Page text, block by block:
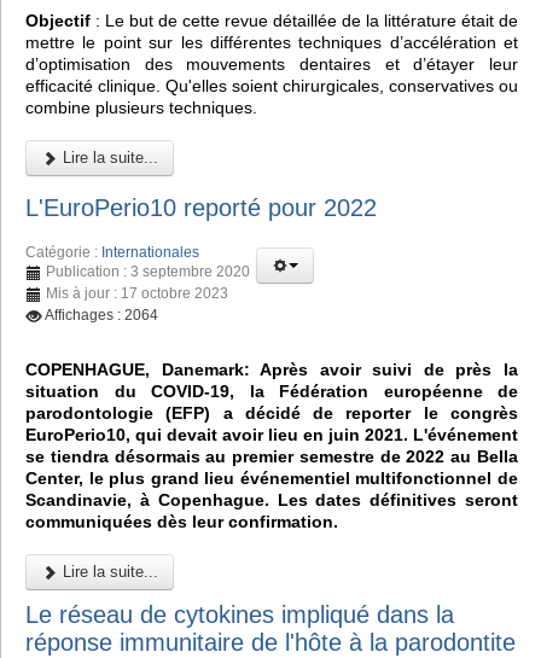
Objectif : Le but de cette revue détaillée de la littérature était de
mettre le point sur les différentes techniques d’accélération et
d’optimisation des mouvements dentaires et d’étayer leur
efficacité clinique. Qu'elles soient chirurgicales, conservatives ou
combine plusieurs techniques.
Lire la suite...
L'EuroPerio10 reporté pour 2022
Catégorie : Internationales
Publication : 3 septembre 2020
Mis à jour : 17 octobre 2023
Affichages : 2064
COPENHAGUE, Danemark: Après avoir suivi de près la
situation du COVID-19, la Fédération européenne de
parodontologie (EFP) a décidé de reporter le congrès
EuroPerio10, qui devait avoir lieu en juin 2021. L'événement
se tiendra désormais au premier semestre de 2022 au Bella
Center, le plus grand lieu événementiel multifonctionnel de
Scandinavie, à Copenhague. Les dates définitives seront
communiquées dès leur confirmation.
Lire la suite...
Le réseau de cytokines impliqué dans la
réponse immunitaire de l'hôte à la parodontite